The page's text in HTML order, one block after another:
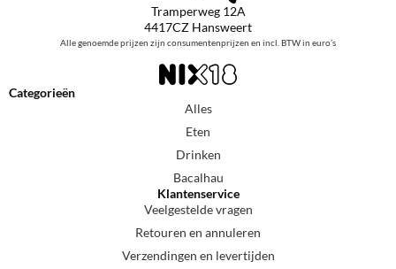
Tramperweg 12A
4417CZ Hansweert
Alle genoemde prijzen zijn consumentenprijzen en incl. BTW in euro’s
Categorieën
Alles
Eten
Drinken
Bacalhau
Klantenservice
Veelgestelde vragen
Retouren en annuleren
Verzendingen en levertijden